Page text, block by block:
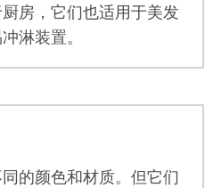
房，它们也适用于美发
淋装置。
的颜色和材质。但它们